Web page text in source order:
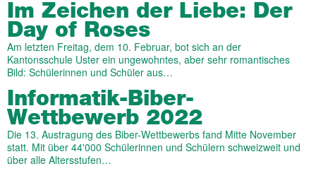
Im Zeichen der Liebe: Der
Day of Roses
Am letzten Freitag, dem 10. Februar, bot sich an der
Kantonsschule Uster ein ungewohntes, aber sehr romantisches
Bild: Schülerinnen und Schüler aus…
Informatik-Biber-
Wettbewerb 2022
Die 13. Austragung des Biber-Wettbewerbs fand Mitte November
statt. Mit über 44'000 Schülerinnen und Schülern schweizweit und
über alle Altersstufen…